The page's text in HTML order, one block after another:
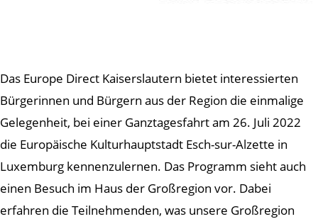
Das Europe Direct Kaiserslautern bietet interessierten
Bürgerinnen und Bürgern aus der Region die einmalige
Gelegenheit, bei einer Ganztagesfahrt am 26. Juli 2022
die Europäische Kulturhauptstadt Esch-sur-Alzette in
Luxemburg kennenzulernen. Das Programm sieht auch
einen Besuch im Haus der Großregion vor. Dabei
erfahren die Teilnehmenden, was unsere Großregion